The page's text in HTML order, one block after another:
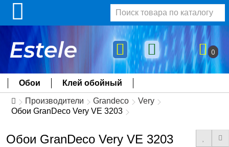
0
Обои Клей обойный
Производители Grandeco
Very
Обои GranDeco Very VE 3203
Обои GranDeco Very VE 3203